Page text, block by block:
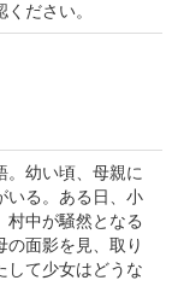
ださい。
。幼い頃、母親に
いる。ある日、小
村中が騒然となる
の面影を見、取り
して少女はどうな